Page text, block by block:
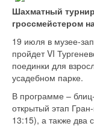
Шахматный
гроссмейстером
19 июля в музее-
пройдет VI
поединки для
усадебном парке.
В программе –
открытый этап
13:15), а также два